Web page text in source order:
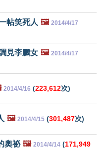
帖笑死人 🖼️ 2014/4/17
見李鵬女 🖼️ 2014/4/17
2014/4/16 (223,612次)
🖼️ 2014/4/15 (301,487次)
奧祕 🖼️ 2014/4/14 (171,949